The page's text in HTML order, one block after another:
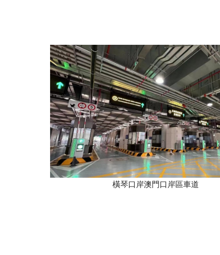
橫琴口岸澳門口岸區車道